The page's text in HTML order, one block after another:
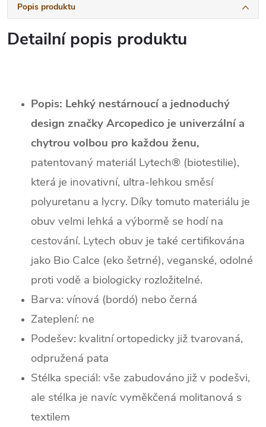
Popis produktu
Detailní popis produktu
Popis: Lehký nestárnoucí a jednoduchý
design značky Arcopedico je univerzální a
chytrou volbou pro každou ženu,
patentovaný materiál Lytech® (biotestilie),
která je inovativní, ultra-lehkou směsí
polyuretanu a lycry. Díky tomuto materiálu je
obuv velmi lehká a výbormě se hodí na
cestování. Lytech obuv je také certifikována
jako Bio Calce (eko šetrné), veganské, odolné
proti vodě a biologicky rozložitelné.
Barva: vínová (bordó) nebo černá
Zateplení: ne
Podešev: kvalitní ortopedicky již tvarovaná,
odpružená pata
Stélka speciál: vše zabudováno již v podešvi,
ale stélka je navíc vyměkčená molitanová s
textilem